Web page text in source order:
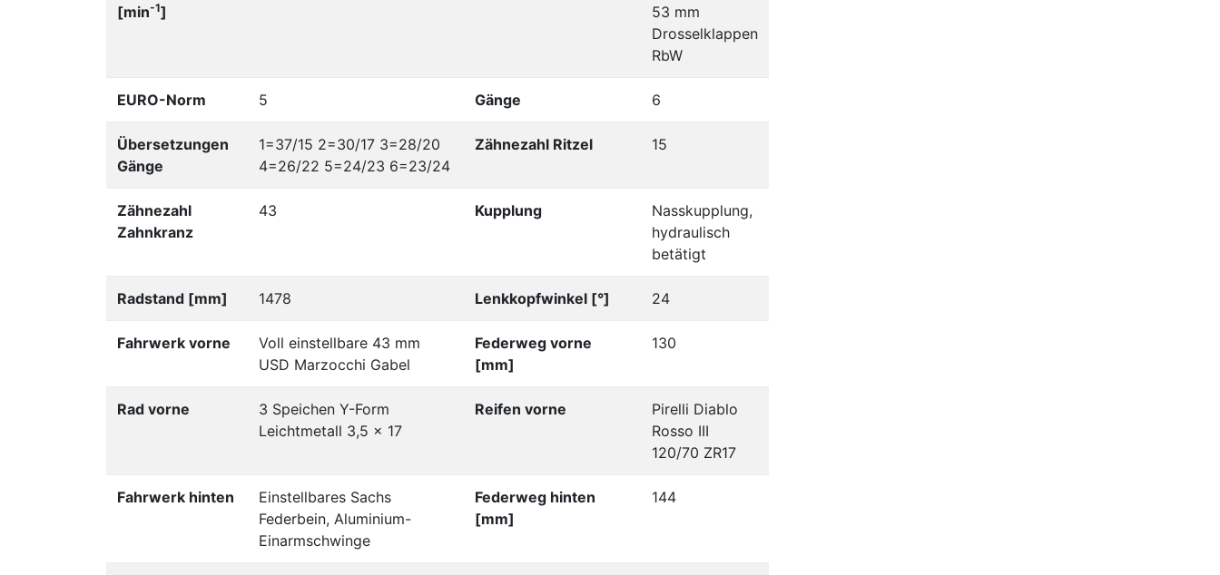
[min-1]
53 mm
Drosselklappen
RbW
EURO-Norm 5 Gänge 6
Übersetzungen
Gänge
1=37/15 2=30/17 3=28/20
4=26/22 5=24/23 6=23/24
Zähnezahl Ritzel 15
Zähnezahl
Zahnkranz
43 Kupplung
Nasskupplung,
hydraulisch
betätigt
Radstand [mm] 1478 Lenkkopfwinkel [°] 24
Fahrwerk vorne
Voll einstellbare 43 mm
USD Marzocchi Gabel
Federweg vorne
[mm]
130
Rad vorne
3 Speichen Y-Form
Leichtmetall 3,5 x 17
Reifen vorne
Pirelli Diablo
Rosso III
120/70 ZR17
Fahrwerk hinten
Einstellbares Sachs
Federbein, Aluminium-
Einarmschwinge
Federweg hinten
[mm]
144